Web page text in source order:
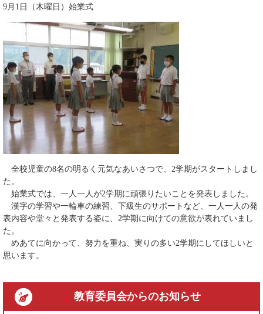
9月1日（木曜日）始業式
全校児童の8名の明るく元気なあいさつで、2学期がスタートしまし
た。
始業式では、一人一人が2学期に頑張りたいことを発表しました。
漢字の学習や一輪車の練習、下級生のサポートなど、一人一人の発
表内容や堂々と発表する姿に、2学期に向けての意欲が表れていまし
た。
めあてに向かって、努力を重ね、実りの多い2学期にしてほしいと
思います。
教育委員会からのお知らせ